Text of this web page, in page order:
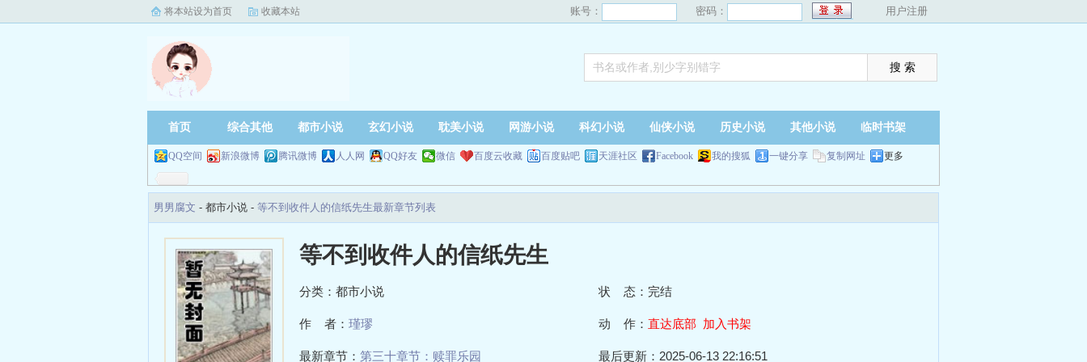
将本站设为首页 收藏本站 账号： 密码： 用户注册
首页 综合其他 都市小说 玄幻小说 耽美小说 网游小说 科幻小说 仙侠小说 历史小说 其他小说 临时书架
QQ空间 新浪微博 腾讯微博 人人网 QQ好友 微信 百度云收藏 百度贴吧 天涯社区 Facebook 我的搜狐 一键分享 复制网址 更多
男男腐文 - 都市小说 - 等不到收件人的信纸先生最新章节列表
等不到收件人的信纸先生
分类：都市小说 状 态：完结
作 者： 瑾璆 动 作： 直达底部 加入书架
最新章节： 第三十章节：赎罪乐园 最后更新：2025-06-13 22:16:51